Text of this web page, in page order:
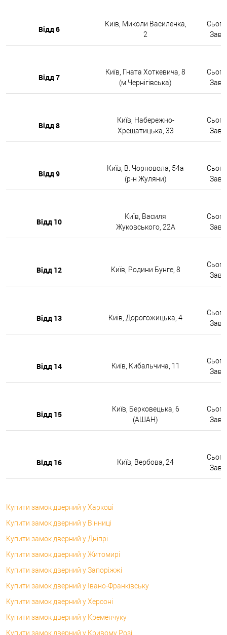
Відд 6
Київ, Миколи Василенка,
2
Відд 7
Київ, Гната Хоткевича, 8
(м.Чернігівська)
Відд 8
Київ, Набережно-
Хрещатицька, 33
Відд 9
Київ, В. Чорновола, 54а
(р-н Жуляни)
Відд 10
Київ, Василя
Жуковського, 22А
Відд 12 Київ, Родини Бунге, 8
Відд 13 Київ, Дорогожицька, 4
Відд 14 Київ, Кибальчича, 11
Відд 15
Київ, Берковецька, 6
(АШАН)
Відд 16 Київ, Вербова, 24
Купити замок дверний у Харкові
Купити замок дверний у Вінниці
Купити замок дверний у Дніпрі
Купити замок дверний у Житомирі
Купити замок дверний у Запоріжжі
Купити замок дверний у Івано-Франківську
Купити замок дверний у Херсоні
Купити замок дверний у Кременчуку
Купити замок дверний у Кривому Розі